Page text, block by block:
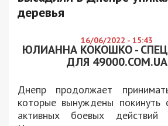
деревья
16/06/2022 - 15:43
ЮЛИАННА КОКОШКО -
ДЛЯ 49000.COM.UA
Днепр продолжает
которые вынуждены покинуть
активных боевых действий